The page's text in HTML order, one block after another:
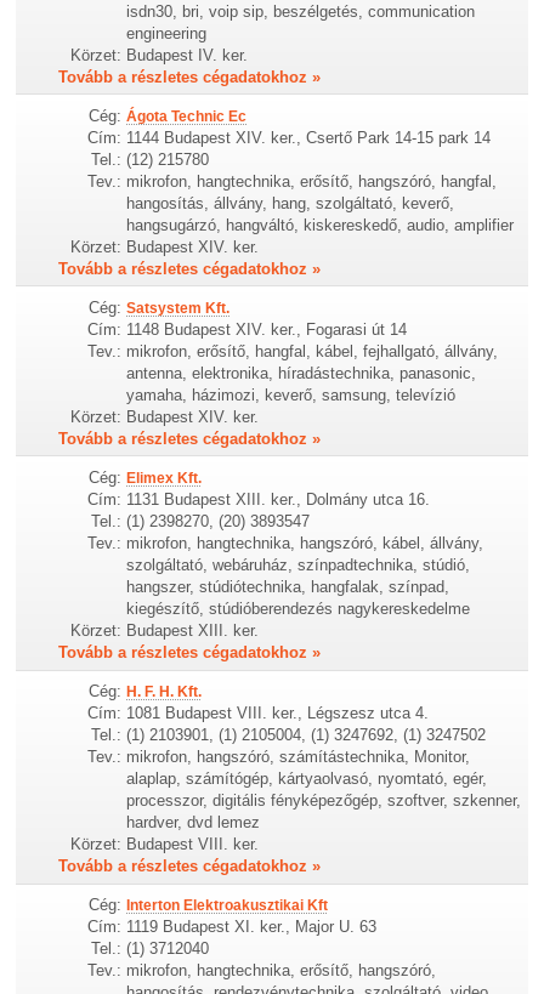
isdn30, bri, voip sip, beszélgetés, communication
engineering
Körzet: Budapest IV. ker.
Tovább a részletes cégadatokhoz »
Cég: Ágota Technic Ec
Cím: 1144 Budapest XIV. ker., Csertő Park 14-15 park 14
Tel.: (12) 215780
Tev.: mikrofon, hangtechnika, erősítő, hangszóró, hangfal,
hangosítás, állvány, hang, szolgáltató, keverő,
hangsugárzó, hangváltó, kiskereskedő, audio, amplifier
Körzet: Budapest XIV. ker.
Tovább a részletes cégadatokhoz »
Cég: Satsystem Kft.
Cím: 1148 Budapest XIV. ker., Fogarasi út 14
Tev.: mikrofon, erősítő, hangfal, kábel, fejhallgató, állvány,
antenna, elektronika, híradástechnika, panasonic,
yamaha, házimozi, keverő, samsung, televízió
Körzet: Budapest XIV. ker.
Tovább a részletes cégadatokhoz »
Cég: Elimex Kft.
Cím: 1131 Budapest XIII. ker., Dolmány utca 16.
Tel.: (1) 2398270, (20) 3893547
Tev.: mikrofon, hangtechnika, hangszóró, kábel, állvány,
szolgáltató, webáruház, színpadtechnika, stúdió,
hangszer, stúdiótechnika, hangfalak, színpad,
kiegészítő, stúdióberendezés nagykereskedelme
Körzet: Budapest XIII. ker.
Tovább a részletes cégadatokhoz »
Cég: H. F. H. Kft.
Cím: 1081 Budapest VIII. ker., Légszesz utca 4.
Tel.: (1) 2103901, (1) 2105004, (1) 3247692, (1) 3247502
Tev.: mikrofon, hangszóró, számítástechnika, Monitor,
alaplap, számítógép, kártyaolvasó, nyomtató, egér,
processzor, digitális fényképezőgép, szoftver, szkenner,
hardver, dvd lemez
Körzet: Budapest VIII. ker.
Tovább a részletes cégadatokhoz »
Cég: Interton Elektroakusztikai Kft
Cím: 1119 Budapest XI. ker., Major U. 63
Tel.: (1) 3712040
Tev.: mikrofon, hangtechnika, erősítő, hangszóró,